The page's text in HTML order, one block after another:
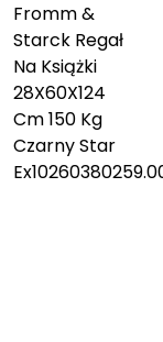
Fromm &
Starck Regał
Na Książki
28X60X124
Cm 150 Kg
Czarny Star
Ex10260380